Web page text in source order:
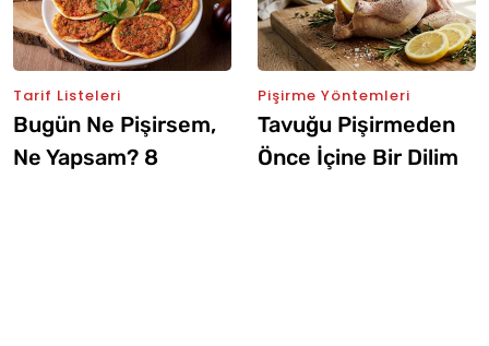
Tarif Listeleri
Bugün Ne Pişirsem,
Ne Yapsam? 8
Pişirme Yöntemleri
Tavuğu Pişirmeden
Önce İçine Bir Dilim